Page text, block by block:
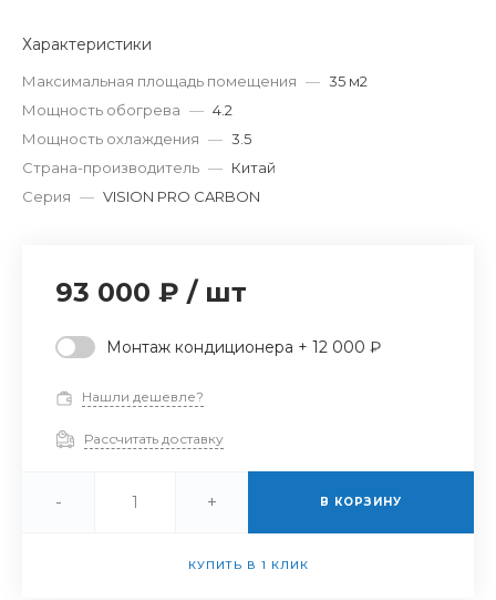
Характеристики
Максимальная площадь помещения — 35 м2
Мощность обогрева — 4.2
Мощность охлаждения — 3.5
Страна-производитель — Китай
Серия — VISION PRO CARBON
93 000 ₽ / шт
Монтаж кондиционера + 12 000 ₽
Нашли дешевле?
Рассчитать доставку
- + В КОРЗИНУ
КУПИТЬ В 1 КЛИК